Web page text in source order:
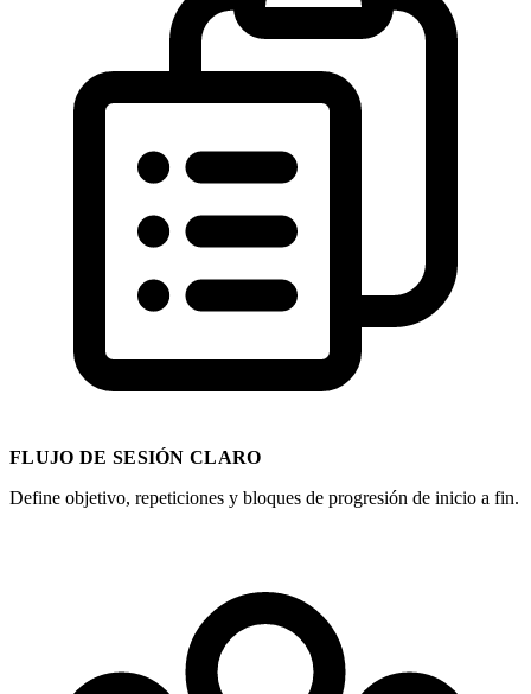
FLUJO DE SESIÓN CLARO
Define objetivo, repeticiones y bloques de progresión de inicio a fin.